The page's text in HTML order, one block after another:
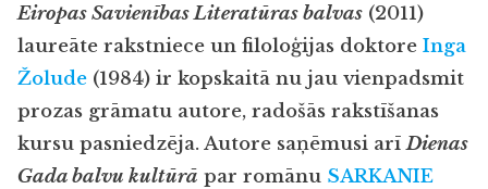
Eiropas Savienības Literatūras balvas (2011)
laureāte rakstniece un filoloģijas doktore Inga
Žolude (1984) ir kopskaitā nu jau vienpadsmit
prozas grāmatu autore, radošās rakstīšanas
kursu pasniedzēja. Autore saņēmusi arīDienas
Gada balvu kultūrā par romānu SARKANIE